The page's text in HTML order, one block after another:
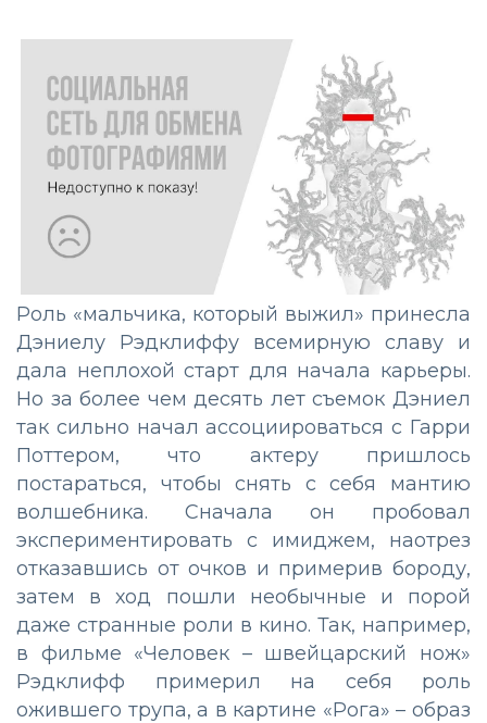
Роль «мальчика, который выжил» принесла
Дэниелу Рэдклиффу всемирную славу и
дала неплохой старт для начала карьеры.
Но за более чем десять лет съемок Дэниел
так сильно начал ассоциироваться с Гарри
Поттером, что актеру пришлось
постараться, чтобы снять с себя мантию
волшебника. Сначала он пробовал
экспериментировать с имиджем, наотрез
отказавшись от очков и примерив бороду,
затем в ход пошли необычные и порой
даже странные роли в кино. Так, например,
в фильме «Человек – швейцарский нож»
Рэдклифф примерил на себя роль
ожившего трупа, а в картине «Рога» – образ